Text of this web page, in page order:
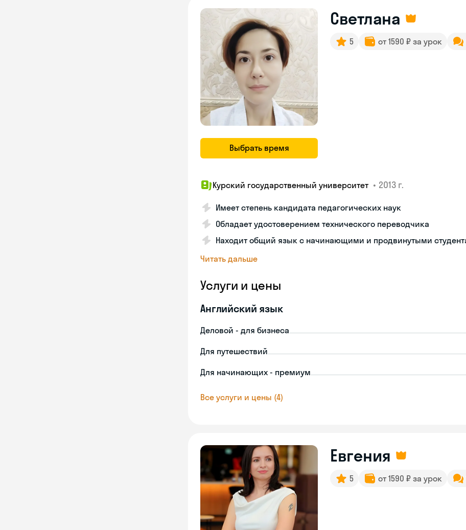
Выбрать время
Светлана
5 от 1590 ₽ за урок
Курский государственный университет • 2013 г.
Имеет степень кандидата педагогических наук
Обладает удостоверением технического переводчика
Находит общий язык с начинающими и продвинутыми
Читать дальше
Услуги и цены
Английский язык
Деловой - для бизнеса
Для путешествий
Для начинающих - премиум
Все услуги и цены (4)
Евгения
5 от 1590 ₽ за урок